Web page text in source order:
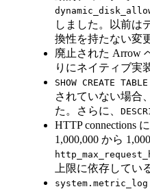
しました。以前は
換性を持たない変
廃止された Arrow
りにネイティブ実
SHOW CREATE
されていない場合、
た。さらに、
HTTP connections
1,000,000 から 1,000
上限に依存してい
system.metric_log